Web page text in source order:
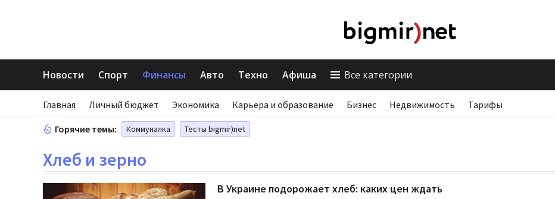
Новости Спорт Финансы Авто Техно Афиша Все категории
Главная Личный бюджет Экономика Карьера и образование Бизнес Недвижимость Тарифы
Горячие темы: Коммуналка Тесты bigmir)net
Хлеб и зерно
В Украине подорожает хлеб: каких цен ждать